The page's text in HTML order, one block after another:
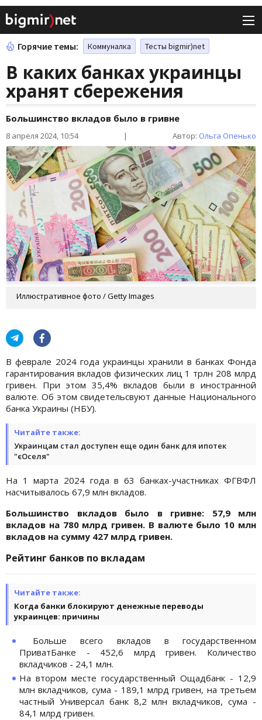
Горячие темы: Коммуналка Тесты bigmir)net
В каких банках украинцы
хранят сбережения
Большинство вкладов было в гривне
8 апреля 2024, 10:54 | Автор: Ольга Опенько
Иллюстративное фото / Getty Images
В феврале 2024 года украинцы хранили в банках Фонда
гарантирования вкладов физических лиц 1 трлн 208 млрд
гривен. При этом 35,4% вкладов были в иностранной
валюте. Об этом свидетельсвуют данные Национального
банка Украины (НБУ).
Читайте также:
Украинцам стал доступен еще один банк для ипотек
"єОселя"
На 1 марта 2024 года в 63 банках-участниках ФГВФЛ
насчитывалось 67,9 млн вкладов.
Большинство вкладов было в гривне: 57,9 млн
вкладов на 780 млрд гривен. В валюте было 10 млн
вкладов на сумму 427 млрд гривен.
Рейтинг банков по вкладам
Читайте также:
Когда банки блокируют денежные переводы
украинцев: причины
Больше всего вкладов в государственном
ПриватБанке - 452,6 млрд гривен. Количество
вкладчиков - 24,1 млн.
На втором месте государственный Ощадбанк - 12,9
млн вкладчиков, сума - 189,1 млрд гривен, на третьем
частный Универсал банк 8,2 млн вкладчиков, сума -
84,1 млрд гривен.